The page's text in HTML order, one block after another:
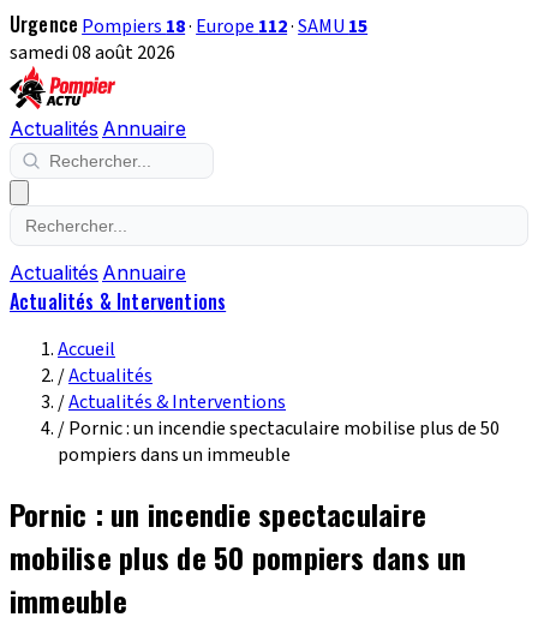
Urgence Pompiers 18· Europe 112·SAMU 15
samedi 08 août 2026
Actualités Annuaire
Actualités Annuaire
Actualités & Interventions
Accueil
/Actualités
/Actualités & Interventions
/Pornic : un incendie spectaculaire mobilise plus de 50
pompiers dans un immeuble
Pornic : un incendie spectaculaire
mobilise plus de 50 pompiers dans un
immeuble